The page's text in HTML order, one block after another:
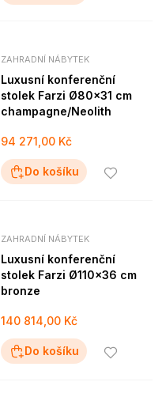
ZAHRADNÍ NÁBYTEK
Luxusní konferenční
stolek Farzi Ø80x31 cm
champagne/Neolith
94 271,00 Kč
Do košíku
ZAHRADNÍ NÁBYTEK
Luxusní konferenční
stolek Farzi Ø110x36 cm
bronze
140 814,00 Kč
Do košíku